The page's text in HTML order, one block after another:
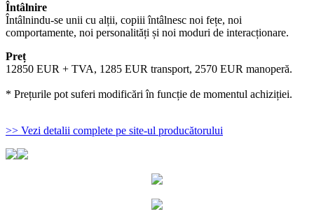
Întâlnire
Întâlnindu-se unii cu alții, copiii întâlnesc noi fețe, noi
comportamente, noi personalități și noi moduri de interacționare.
Preț
12850 EUR + TVA, 1285 EUR transport, 2570 EUR manoperă.
* Prețurile pot suferi modificări în funcție de momentul achiziției.
>> Vezi detalii complete pe site-ul producătorului